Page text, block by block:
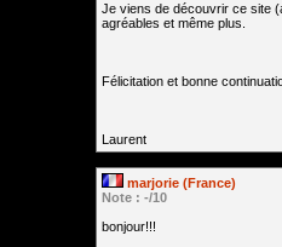
Je viens de découvrir ce site
agréables et même plus.
Félicitation et bonne
Laurent
marjorie (France)
Note : -/10
bonjour!!!